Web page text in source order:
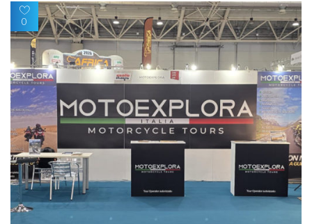
0